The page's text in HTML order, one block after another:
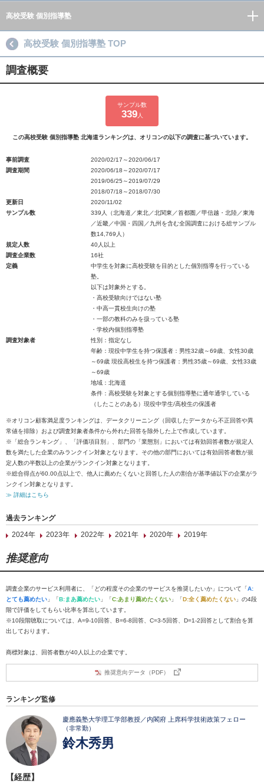
高校受験 個別指導塾
高校受験 個別指導塾 TOP
調査概要
サンプル数
339人
この高校受験 個別指導塾 北海道ランキングは、オリコンの以下の調査に基づいています。
事前調査
2020/02/17～2020/06/17
調査期間
2020/06/18～2020/07/17
2019/06/25～2019/07/29
2018/07/18～2018/07/30
更新日
2020/11/02
サンプル数
339人（北海道／東北／北関東／首都圏／甲信越・北陸／東海
／近畿／中国・四国／九州を含む全国調査における総サンプル
数14,769人）
規定人数
40人以上
調査企業数
16社
定義
中学生を対象に高校受験を目的とした個別指導を行っている
塾。
以下は対象外とする。
・高校受験向けではない塾
・中高一貫校生向けの塾
・一部の教科のみを扱っている塾
・学校内個別指導塾
調査対象者
性別：指定なし
年齢：現役中学生を持つ保護者：男性32歳～69歳、女性30歳
～69歳 現役高校生を持つ保護者：男性35歳～69歳、女性33歳
～69歳
地域：北海道
条件：高校受験を対象とする個別指導塾に通年通学している
（したことのある）現役中学生/高校生の保護者
※オリコン顧客満足度ランキングは、データクリーニング（回収したデータから不正回答や異
常値を排除）および調査対象者条件から外れた回答を除外した上で作成しています。
※「総合ランキング」、「評価項目別」、部門の「業態別」においては有効回答者数が規定人
数を満たした企業のみランクイン対象となります。その他の部門においては有効回答者数が規
定人数の半数以上の企業がランクイン対象となります。
※総合得点が60.00点以上で、他人に薦めたくないと回答した人の割合が基準値以下の企業がラ
ンクイン対象となります。
≫ 詳細はこちら
過去ランキング
2024年
2023年 2022年 2021年 2020年 2019年
推奨意向
調査企業のサービス利用者に、「どの程度その企業のサービスを推奨したいか」について「A:
とても薦めたい 」「B:まあ薦めたい 」「C:あまり薦めたくない 」「D:全く薦めたくない 」の4段
階で評価をしてもらい比率を算出しています。
※10段階聴取については、A=9-10回答、B=6-8回答、C=3-5回答、D=1-2回答として割合を算
出しております。
商標対象は、回答者数が40人以上の企業です。
推奨意向データ（PDF）
ランキング監修
慶應義塾大学理工学部教授／内閣府 上席科学技術政策フェロー
（非常勤）
鈴木秀男
【経歴】